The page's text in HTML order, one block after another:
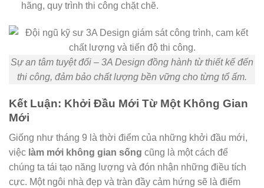
hãng, quy trình thi công chặt chẽ.
Sự an tâm tuyệt đối – 3A Design đồng hành từ thiết kế đến
thi công, đảm bảo chất lượng bền vững cho từng tổ ấm.
Kết Luận: Khởi Đầu Mới Từ Một Không Gian
Mới
Giống như tháng 9 là thời điểm của những khởi đầu mới,
việc làm mới không gian sống cũng là một cách để
chúng ta tái tạo năng lượng và đón nhận những điều tích
cực. Một ngôi nhà đẹp và tràn đầy cảm hứng sẽ là điểm